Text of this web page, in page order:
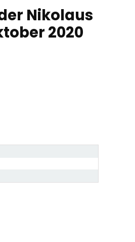
der Nikolaus
2020